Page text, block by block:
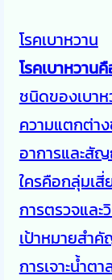
โรคเบาหวาน
โรคเบาหวานคื
ชนิดของเบาห
ความแตกต่าง
อาการและสั
ใครคือกลุ่มเสี่
การตรวจและ
เป้าหมายสำคั
การเจาะน้ำต